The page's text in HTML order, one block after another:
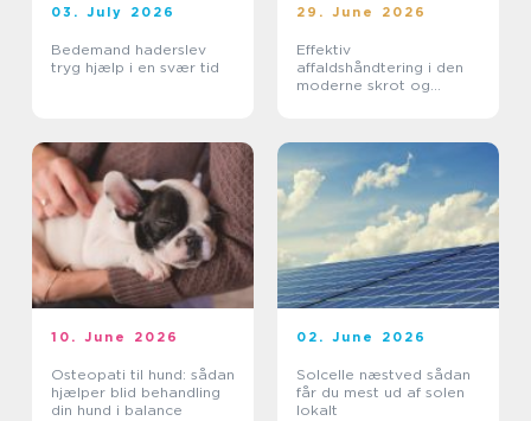
03. July 2026
Bedemand haderslev
tryg hjælp i en svær tid
29. June 2026
Effektiv
affaldshåndtering i den
moderne skrot og
10. June 2026
Osteopati til hund: sådan
hjælper blid behandling
din hund i balance
02. June 2026
Solcelle næstved sådan
får du mest ud af solen
lokalt